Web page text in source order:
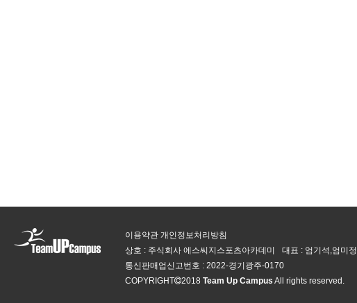
이용약관 개인정보처리방침
상호 : 주식회사 에스씨지스포츠아카데미
대표 : 엄기석,엄미정
통신판매업신고번호 : 2022-경기광주-0170
COPYRIGHT
2018 Team Up Campus All rights reserved.